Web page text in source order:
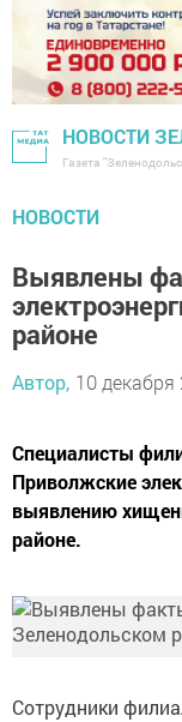
НОВОСТИ
Газета
НОВОСТИ
Выявлены
районе
Автор, 10 декабря
Специалисты
Приволжские
выявлению
районе.
Сотрудники